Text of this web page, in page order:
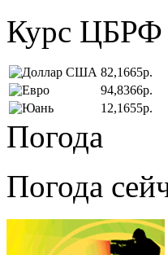
Курс ЦБРФ
82,1665р.
94,8366р.
12,1655р.
Погода
Погода